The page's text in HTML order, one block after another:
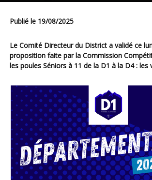
Publié le 19/08/2025
Le Comité Directeur du District a validé ce lundi 18 aout la
proposition faite par la Commission
les poules Séniors à 11 de la D1 à la D4 : les